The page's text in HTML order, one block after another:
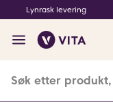
Lynrask levering